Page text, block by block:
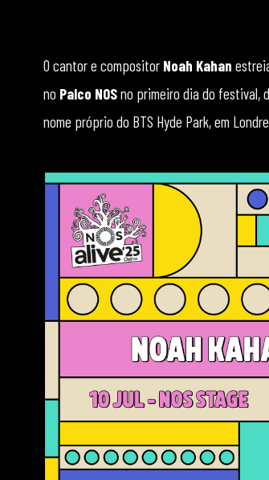
O cantor e compositor Noah Kahan
no Palco NOSno primeiro dia do festival,
nome próprio do BTS Hyde Park, em